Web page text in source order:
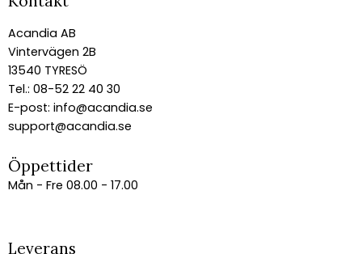
Acandia AB
Vintervägen 2B
13540 TYRESÖ
Tel.: 08-52 22 40 30
E-post: info@acandia.se
support@acandia.se
Öppettider
Mån - Fre 08.00 - 17.00
Leverans